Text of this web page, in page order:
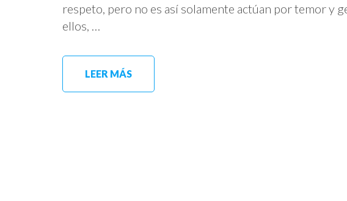
respeto, pero no es así solamente actúan por temor y
ellos, …
LEER MÁS